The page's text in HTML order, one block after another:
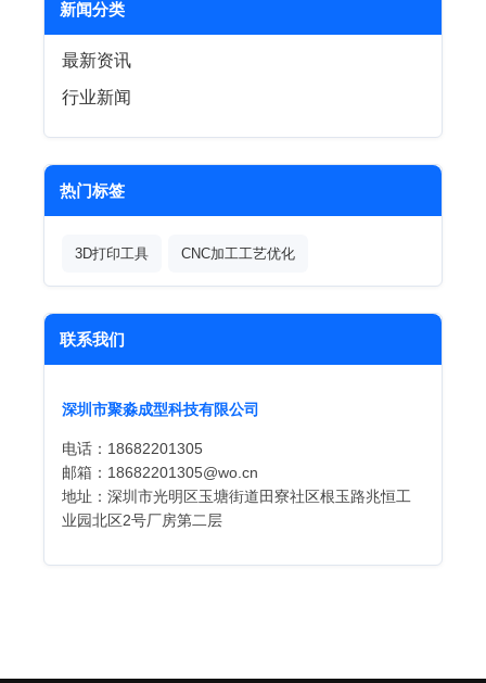
新闻分类
最新资讯
行业新闻
热门标签
3D打印工具 CNC加工工艺优化
联系我们
深圳市聚淼成型科技有限公司
电话：18682201305
邮箱：18682201305@wo.cn
地址：深圳市光明区玉塘街道田寮社区根玉路兆恒工
业园北区2号厂房第二层